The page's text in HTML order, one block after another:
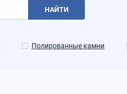
НАЙТИ
Полированные камни